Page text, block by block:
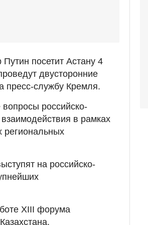
посетит Астану 4
двусторонние
пресс-службу Кремля.
российско-
в рамках
региональных
на российско-
XIII форума